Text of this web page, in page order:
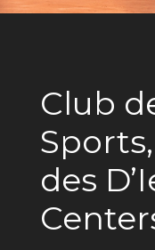
Club
des